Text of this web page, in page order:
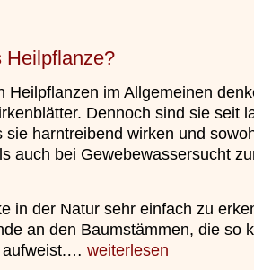
Heilpflanze?
Heilpflanzen im Allgemeinen
Dennoch sind sie seit
sie harntreibend wirken und
auch bei Gewebewassersucht
in der Natur sehr einfach zu
an den Baumstämmen, die so
aufweist.… weiterlesen